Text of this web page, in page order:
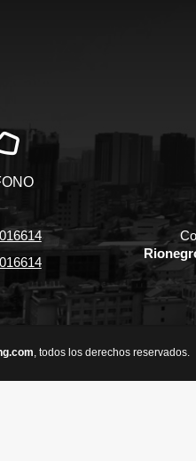
, todos los derechos reservados.